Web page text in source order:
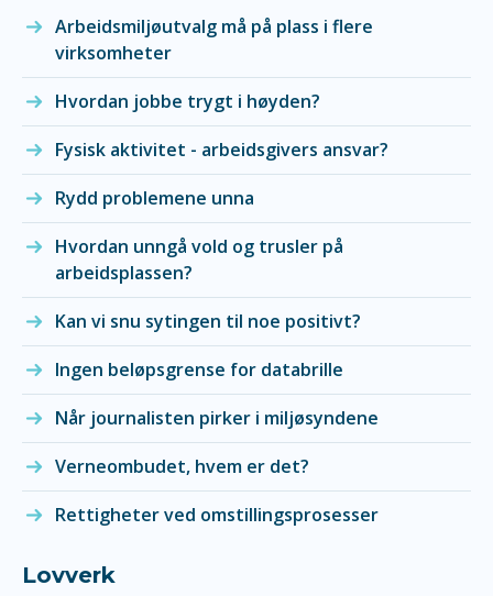
Arbeidsmiljøutvalg må på plass i flere
virksomheter
Hvordan jobbe trygt i høyden?
Fysisk aktivitet - arbeidsgivers ansvar?
Rydd problemene unna
Hvordan unngå vold og trusler på
arbeidsplassen?
Kan vi snu sytingen til noe positivt?
Ingen beløpsgrense for databrille
Når journalisten pirker i miljøsyndene
Verneombudet, hvem er det?
Rettigheter ved omstillingsprosesser
Lovverk